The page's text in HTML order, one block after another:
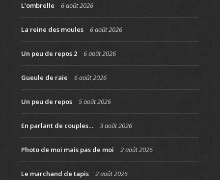
L’ombrelle 6 août 2026
La reine des moules 6 août 2026
Un peu de repos 2 6 août 2026
Gueule de raie 6 août 2026
Un peu de repos 5 août 2026
En parlant de couples… 3 août 2026
Photo de moi mais pas de moi 2 août 2026
Le marchand de tapis 2 août 2026